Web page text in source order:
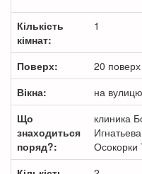
Кількість
кімнат:
1
Поверх:
20
Вікна:
на вулицю
Що
знаходиться
поряд?:
клиника